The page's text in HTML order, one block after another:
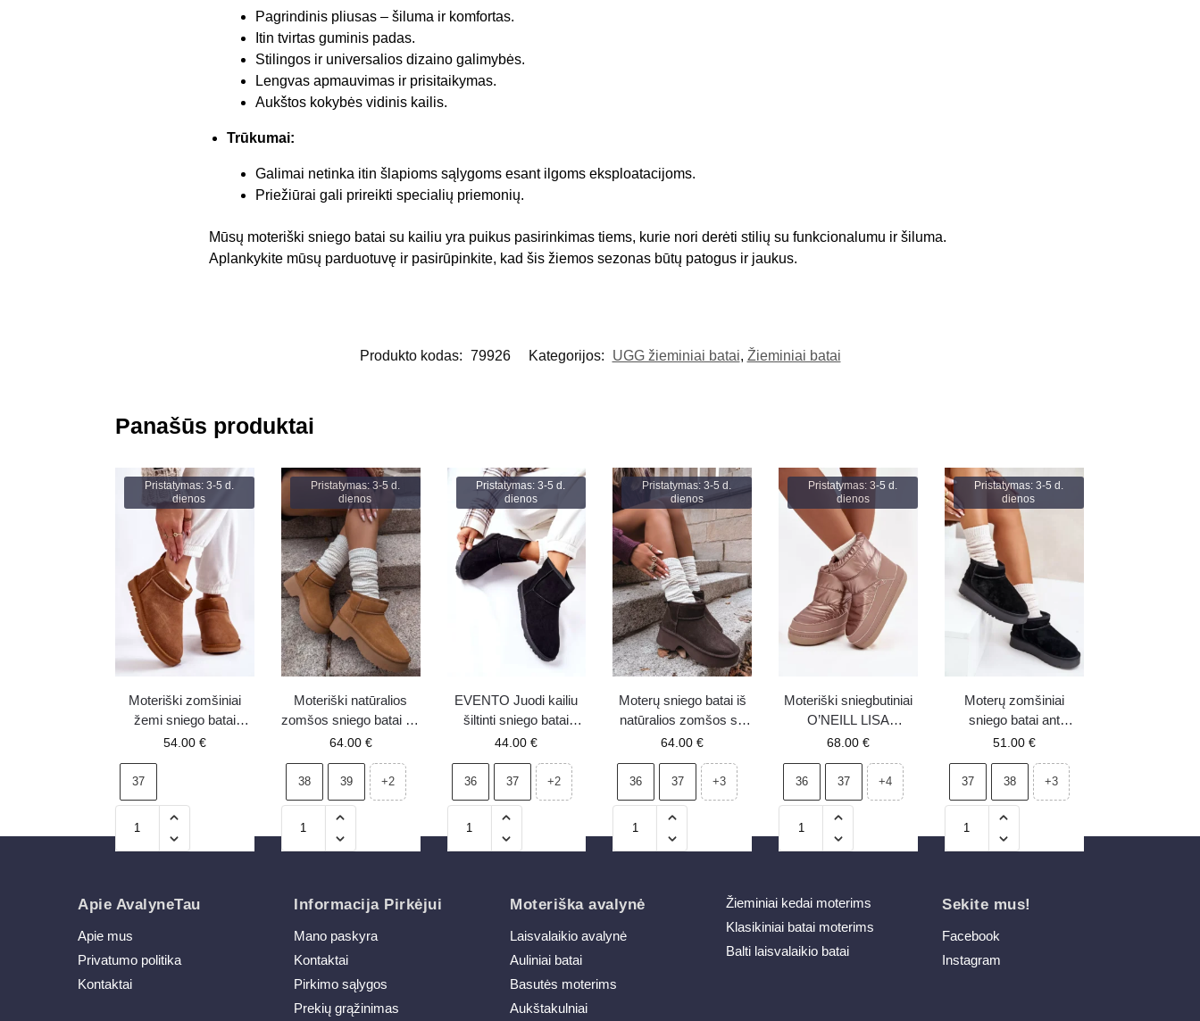
Pagrindinis pliusas – šiluma ir komfortas.
Itin tvirtas guminis padas.
Stilingos ir universalios dizaino galimybės.
Lengvas apmauvimas ir prisitaikymas.
Aukštos kokybės vidinis kailis.
Trūkumai:
Galimai netinka itin šlapioms sąlygoms esant ilgoms eksploatacijoms.
Priežiūrai gali prireikti specialių priemonių.
Mūsų moteriški sniego batai su kailiu yra puikus pasirinkimas tiems, kurie nori derėti stilių su funkcionalumu ir šiluma.
Aplankykite mūsų parduotuvę ir pasirūpinkite, kad šis žiemos sezonas būtų patogus ir jaukus.
Produkto kodas: 79926 Kategorijos: UGG žieminiai batai, Žieminiai batai
Panašūs produktai
Pristatymas: 3-5 d.
dienos
Moteriški zomšiniai
žemi sniego batai
Camel Shelie
54.00 €
37
Pristatymas: 3-5 d.
dienos
Moteriški natūralios
zomšos sniego batai su
kailiuku Camel Milora
64.00 €
38 39 +2
Pristatymas: 3-5 d.
dienos
EVENTO Juodi kailiu
šiltinti sniego batai
Vicandi
44.00€
36 37 +2
Pristatymas: 3-5 d.
dienos
Moterų sniego batai iš
natūralios zomšos su
kailiuku, šokoladiniai
64.00€
36 37 +3
Pristatymas: 3-5 d.
dienos
Moteriški sniegbutiniai
O’NEILL LISA
CHELSEA WOMEN
rožiniai
68.00€
36 37 +4
Pristatymas: 3-5 d.
dienos
Moterų zomšiniai
sniego batai ant
platformos Boto
51.00 €
37 38 +3
Apie AvalyneTau
Apie mus
Privatumo politika
Kontaktai
Informacija Pirkėjui
Mano paskyra
Kontaktai
Pirkimo sąlygos
Prekių grąžinimas
Moteriška avalynė
Laisvalaikio avalynė
Auliniai batai
Basutės moterims
Aukštakulniai
Žieminiai kedai moterims
Klasikiniai batai moterims
Balti laisvalaikio batai
Sekite mus!
Facebook
Instagram